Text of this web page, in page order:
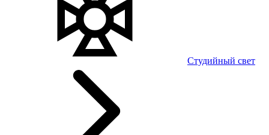
Студийный свет